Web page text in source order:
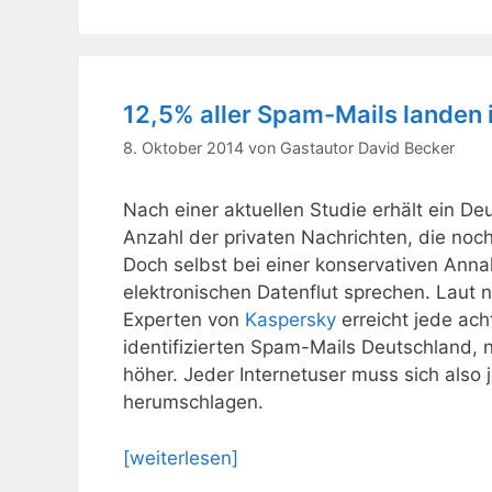
12,5% aller Spam-Mails landen
8. Oktober 2014 von Gastautor David Becker
Nach einer aktuellen Studie erhält ein
Anzahl der privaten Nachrichten, die
Doch selbst bei einer konservativen
elektronischen Datenflut sprechen. Laut
Experten von Kaspersky erreicht jede
identifizierten Spam-Mails Deutschland,
höher. Jeder Internetuser muss sich
herumschlagen.
[weiterlesen]